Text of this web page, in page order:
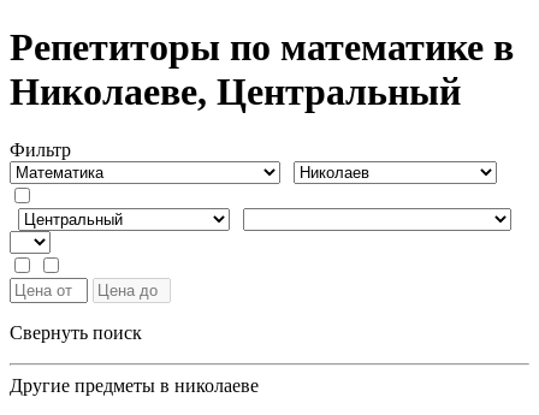
Репетиторы по математике в
Николаеве, Центральный
Фильтр
Свернуть поиск
Другие предметы в николаеве